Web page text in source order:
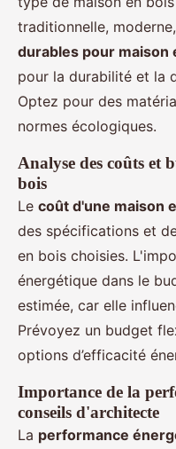
traditionnelle,
durables pour maison
pour la durabilité et la
Optez pour des
normes écologiques.
Analyse des coûts et
bois
Le coût d'une maison
des spécifications et
en bois choisies.
énergétique dans le
estimée, car elle
Prévoyez un budget
options d’efficacité
Importance de la
conseils d'architecte
La performance